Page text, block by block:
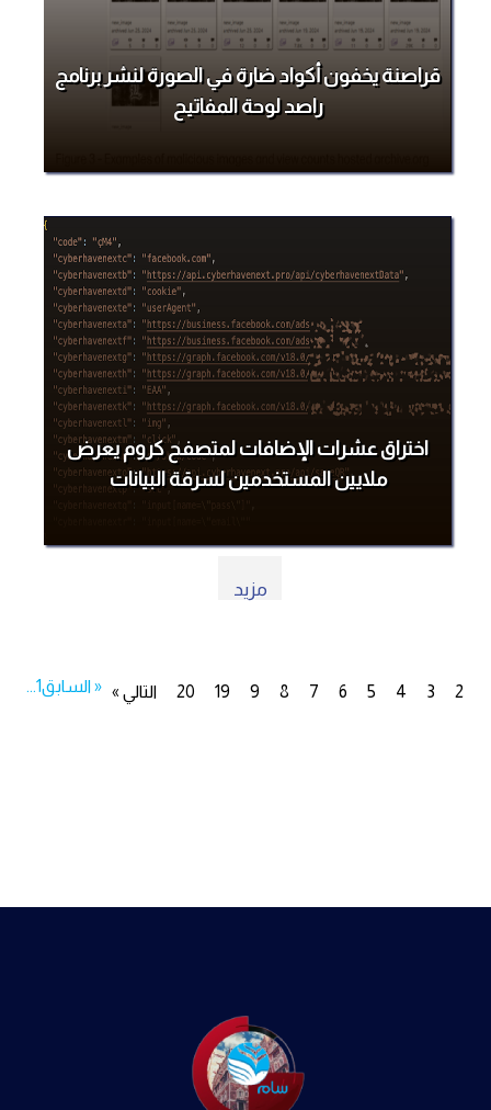
قراصنة يخفون أكواد ضارة في الصورة لنشر برنامج
راصد لوحة المفاتيح
اختراق عشرات الإضافات لمتصفح كروم يعرض
ملايين المستخدمين لسرقة البيانات
مزيد
« السابق1 2
3
4
5
6
7
8
9
... 19
20 التالي »